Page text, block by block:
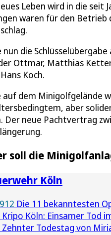
Leben wird in die seit
waren für den
die
Ottmar, Matthias
Koch.
auf dem Minigolfgelände
aber
neue Pachtvertrag
soll die
Köln
Die 11 bekanntesten
Kripo Köln: Einsamer Tod
Zehnter Todestag von